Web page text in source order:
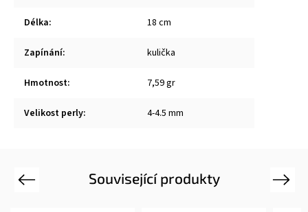
Délka: 18 cm
Zapínání: kulička
Hmotnost: 7,59 gr
Velikost perly: 4-4.5 mm
Související produkty
Previous Next